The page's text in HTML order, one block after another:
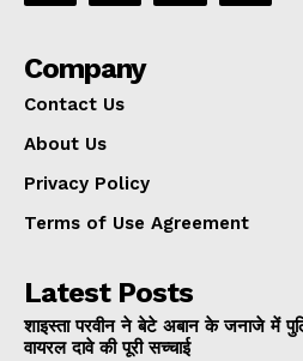
Company
Contact Us
About Us
Privacy Policy
Terms of Use Agreement
Latest Posts
शाइस्ता परवीन ने बेटे अबान के जनाजे में
वायरल दावे की पूरी सच्चाई